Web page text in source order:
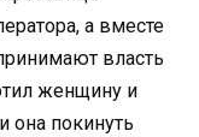
а вместе
власть
женщину и
она покинуть